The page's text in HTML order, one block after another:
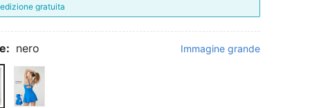
gratuita
nero Immagine grande